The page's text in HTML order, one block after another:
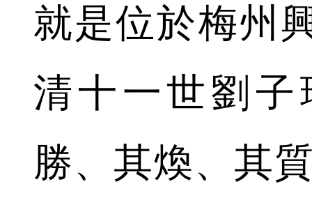
就是位於梅州
清十一世劉
勝、其煥、其